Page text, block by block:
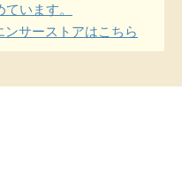
います。
サーストアはこちら